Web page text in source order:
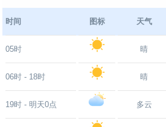
时间 图标 天气
05时 晴
06时 - 18时 晴
19时 - 明天0点 多云